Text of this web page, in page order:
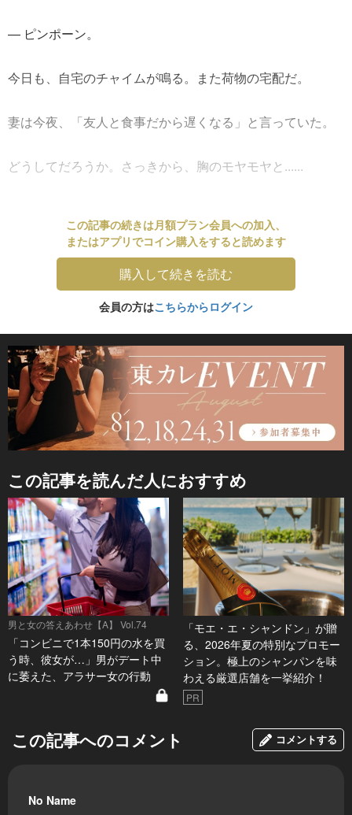
— ピンポーン。
今日も、自宅のチャイムが鳴る。また荷物の宅配だ。
妻は今夜、「友人と食事だから遅くなる」と言っていた。
どうしてだろうか。さっきから、胸のモヤモヤと......
この記事の続きは月額プラン会員への加入、
またはアプリでコイン購入をすると読めます
購入して続きを読む
会員の方はこちらからログイン
この記事を読んだ人におすすめ
男と女の答えあわせ【A】 Vol.74
「コンビニで1本150円の水を買
う時、彼女が…」男がデート中
に萎えた、アラサー女の行動
「モエ・エ・シャンドン」が贈
る、2026年夏の特別なプロモー
ション。極上のシャンパンを味
わえる厳選店舗を一挙紹介！
PR
この記事へのコメント コメントする
No Name